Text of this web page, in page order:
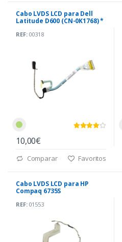
Cabo LVDS LCD para Dell
Latitude D600 (CN-0K1768) *
REF:00318
10,00€
Comparar Favoritos
Cabo LVDS LCD para HP
Compaq 6735S
REF:01553